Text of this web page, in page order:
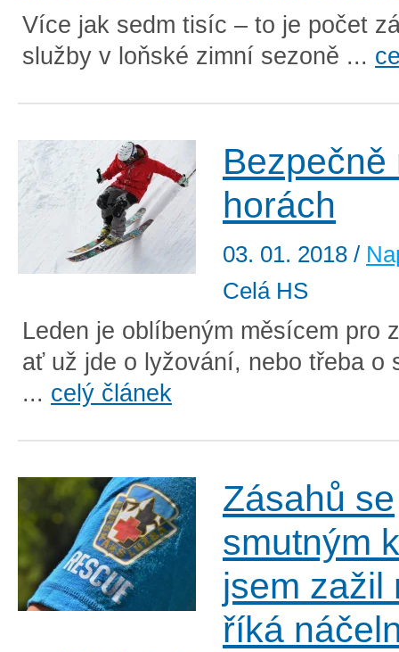
Více jak sedm tisíc – to je počet
služby v loňské zimní sezoně ...
Bezpečně
horách
03. 01. 2018 /
Celá HS
Leden je oblíbeným měsícem pro
ať už jde o lyžování, nebo třeba o
... celý článek
Zásahů se
smutným
jsem zažil
říká